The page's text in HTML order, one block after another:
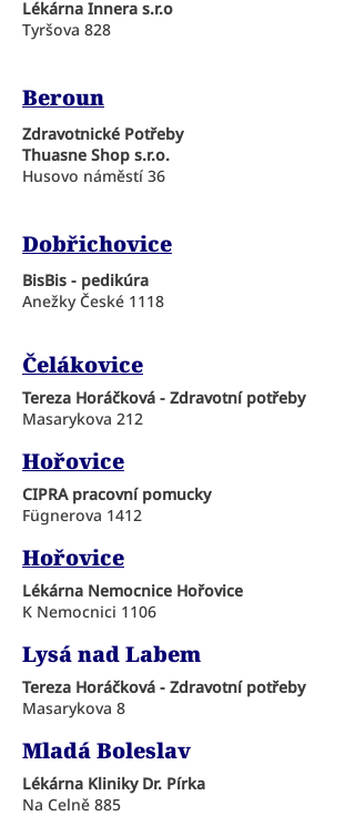
Lékárna Innera s.r.o
Tyršova 828
Beroun
Zdravotnické Potřeby
Thuasne Shop s.r.o.
Husovo náměstí 36
Dobřichovice
BisBis - pedikúra
Anežky České 1118
Čelákovice
Tereza Horáčková - Zdravotní potřeby
Masarykova 212
Hořovice
CIPRA pracovní pomucky
Fügnerova 1412
Hořovice
Lékárna Nemocnice Hořovice
K Nemocnici 1106
Lysá nad Labem
Tereza Horáčková - Zdravotní potřeby
Masarykova 8
Mladá Boleslav
Lékárna Kliniky Dr. Pírka
Na Celně 885